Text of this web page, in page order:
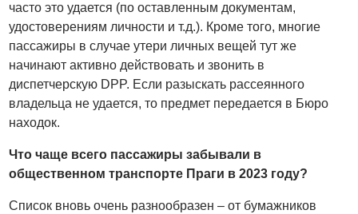
часто это удается (по оставленным документам,
удостоверениям личности и т.д.). Кроме того, многие
пассажиры в случае утери личных вещей тут же
начинают активно действовать и звонить в
диспетчерскую DPP. Если разыскать рассеянного
владельца не удается, то предмет передается в Бюро
находок.
Что чаще всего пассажиры забывали в
общественном транспорте Праги в 2023 году?
Список вновь очень разнообразен – от бумажников